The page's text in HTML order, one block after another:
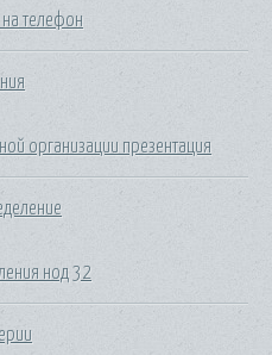
на телефон
организации презентация
нод 32